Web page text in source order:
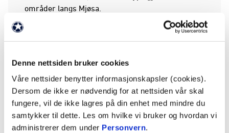
Denne nettsiden bruker cookies
Våre nettsider benytter informasjonskapsler (cookies).
Dersom de ikke er nødvendig for at nettsiden vår skal
fungere, vil de ikke lagres på din enhet med mindre du
samtykker til dette. Les om hvilke vi bruker og hvordan vi
administrerer dem under Personvern.
områder langs Mjøsa.
- Det tredje formålet er å gi et eventuelt overskudd
til et godt formål. Her prøver arrangøren å finne et
Hamarløpets bidrag faktisk utgjør en forskjell. For
2025 ble Gatelaget HamKam valgt, forklarer en av
ildsjelene bak Hamarløpet.
PÅLS ØNSKELISTE